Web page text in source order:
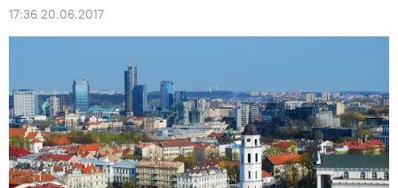
17:36 20.06.2017